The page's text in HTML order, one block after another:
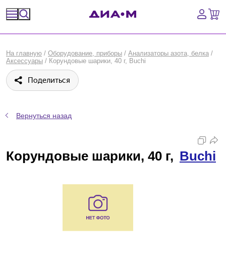
Оборудование, приборы
Расходные материалы, пластик, стекло
Химические реактивы, препараты, наборы
Библиотека
На главную / Оборудование, приборы / Анализаторы азота, белка /
Аксессуары / Корундовые шарики, 40 г, Buchi
Поделиться
Вернуться назад
Корундовые шарики, 40 г, Buchi